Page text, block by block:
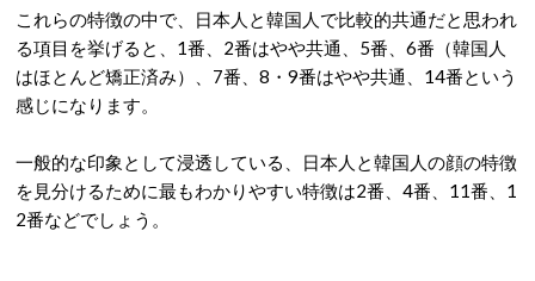
これらの特徴の中で、日本人と韓国人で比較的共通だと思われ
る項目を挙げると、1番、2番はやや共通、5番、6番（韓国人
はほとんど矯正済み）、7番、8・9番はやや共通、14番という
感じになります。
一般的な印象として浸透している、日本人と韓国人の顔の特徴
を見分けるために最もわかりやすい特徴は2番、4番、11番、1
2番などでしょう。